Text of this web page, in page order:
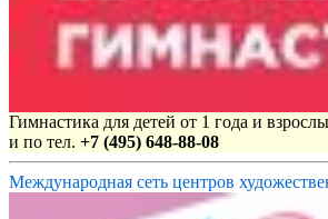
Гимнастика для детей от 1 года и
и по тел. +7 (495) 648-88-08
Международная сеть центров